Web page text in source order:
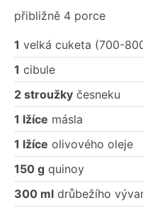
přibližně 4 porce
1 velká cuketa (700-
1 cibule
2 stroužky česneku
1 lžíce másla
1 lžíce olivového oleje
150 g quinoy
300 ml drůbežího